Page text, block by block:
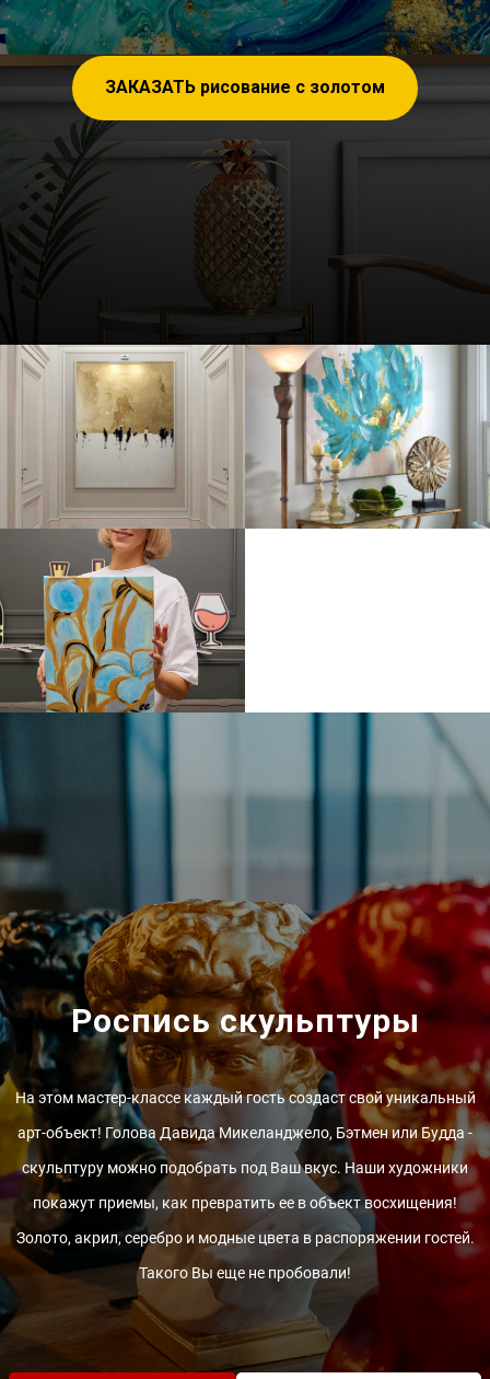
ЗАКАЗАТЬ рисование с золотом
Роспись скульптуры
На этом мастер-классе каждый гость создаст свой уникальный
арт-объект! Голова Давида Микеланджело, Бэтмен или Будда -
скульптуру можно подобрать под Ваш вкус. Наши художники
покажут приемы, как превратить ее в объект восхищения!
Золото, акрил, серебро и модные цвета в распоряжении гостей.
Такого Вы еще не пробовали!